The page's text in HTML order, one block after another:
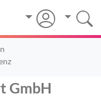
GmbH